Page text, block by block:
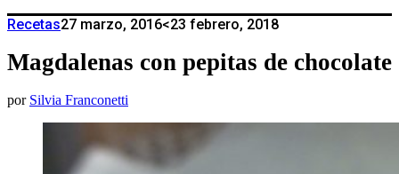
Recetas27 marzo, 2016<23 febrero, 2018
Magdalenas con pepitas de chocolate
por Silvia Franconetti